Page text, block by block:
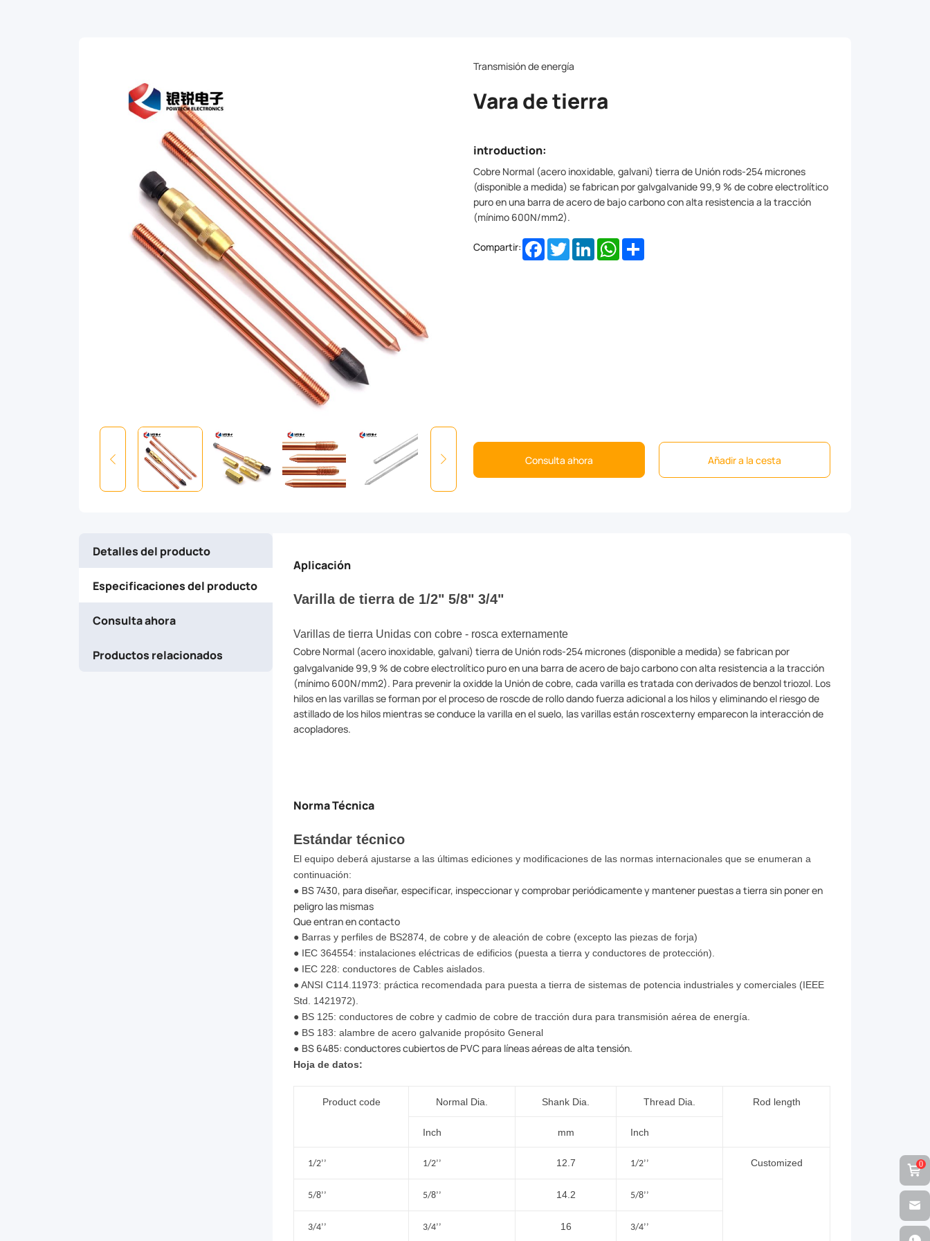
electroplating
electrolytic
tensile
strength
(minimum
600N/mm2).
Transmisión de energía
Vara de tierra
introduction:
Cobre Normal (acero inoxidable, galvani) tierra de Unión rods-254 micrones
(disponible a medida) se fabrican por galvgalvanide 99,9 % de cobre electrolítico
puro en una barra de acero de bajo carbono con alta resistencia a la tracción
(mínimo 600N/mm2).
Compartir: Facebook
TwitterLinkedInWhatsApp
Consulta ahora Añadir a la cesta
Detalles del producto
Especificaciones del producto
Consulta ahora
Productos relacionados
Aplicación
Varilla de tierra de 1/2" 5/8" 3/4"
Varillas de tierra Unidas con cobre - rosca externamente
Cobre Normal (acero inoxidable, galvani) tierra de Unión rods-254 micrones (disponible a medida) se fabrican por
galvgalvanide 99,9 % de cobre electrolítico puro en una barra de acero de bajo carbono con alta resistencia a la tracción
(mínimo 600N/mm2). Para prevenir la oxidde la Unión de cobre, cada varilla es tratada con derivados de benzol triozol. Los
hilos en las varillas se forman por el proceso de roscde de rollo dando fuerza adicional a los hilos y eliminando el riesgo de
astillado de los hilos mientras se conduce la varilla en el suelo, las varillas están roscexterny emparecon la interacción de
acopladores.
Norma Técnica
Estándar técnico
El equipo deberá ajustarse a las últimas ediciones y modificaciones de las normas internacionales que se enumeran a
continuación:
● BS 7430, para diseñar, especificar, inspeccionar y comprobar periódicamente y mantener puestas a tierra sin poner en
peligro las mismas
Que entran en contacto
● Barras y perfiles de BS2874, de cobre y de aleación de cobre (excepto las piezas de forja)
● IEC 364554: instalaciones eléctricas de edificios (puesta a tierra y conductores de protección).
● IEC 228: conductores de Cables aislados.
● ANSI C114.11973: práctica recomendada para puesta a tierra de sistemas de potencia industriales y comerciales (IEEE
Std. 1421972).
● BS 125: conductores de cobre y cadmio de cobre de tracción dura para transmisión aérea de energía.
● BS 183: alambre de acero galvanide propósito General
● BS 6485: conductores cubiertos de PVC para líneas aéreas de alta tensión.
Hoja de datos:
Product code Normal Dia. Shank Dia. Thread Dia. Rod length
Inch mm Inch
1/2’’ 1/2’’ 12.7 1/2’’ Customized
5/8’’ 5/8’’ 14.2 5/8’’
3/4’’ 3/4’’ 16 3/4’’
0